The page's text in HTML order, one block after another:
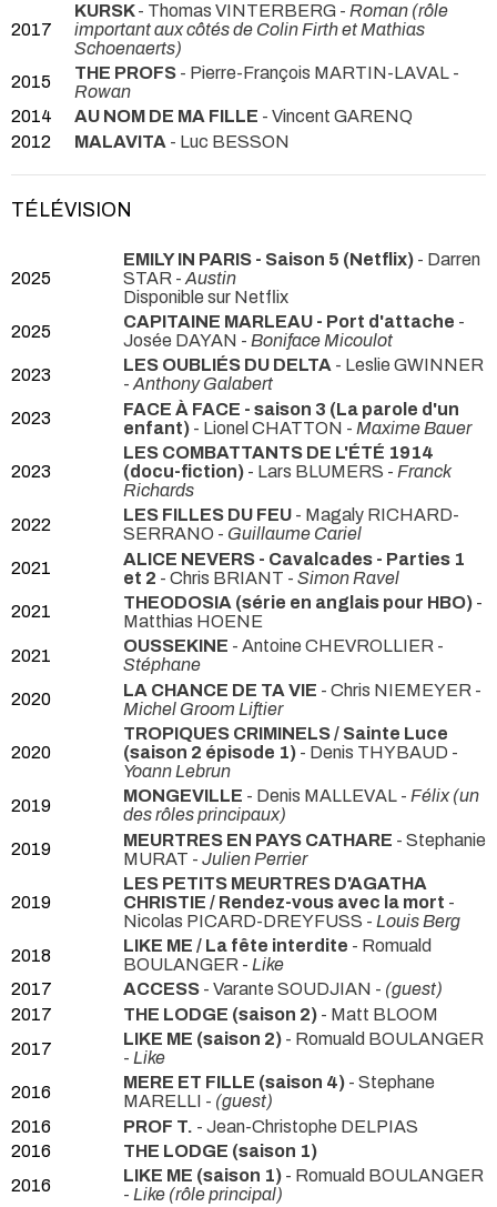
2017
KURSK- Thomas VINTERBERG - Roman (rôle
important aux côtés de Colin Firth et Mathias
Schoenaerts)
2015
THE PROFS - Pierre-François MARTIN-LAVAL -
Rowan
2014
AU NOM DE MA FILLE - Vincent GARENQ
2012
MALAVITA - Luc BESSON
TÉLÉVISION
2025
EMILY IN PARIS - Saison 5 (Netflix) - Darren
STAR - Austin
Disponible sur Netflix
2025
CAPITAINE MARLEAU - Port d'attache -
Josée DAYAN - Boniface Micoulot
2023
LES OUBLIÉS DU DELTA - Leslie GWINNER
- Anthony Galabert
2023
FACE À FACE - saison 3 (La parole d'un
enfant) - Lionel CHATTON - Maxime Bauer
2023
LES COMBATTANTS DE L'ÉTÉ 1914
(docu-fiction) - Lars BLUMERS - Franck
Richards
2022
LES FILLES DU FEU - Magaly RICHARD-
SERRANO - Guillaume Cariel
2021
ALICE NEVERS - Cavalcades - Parties 1
et 2 - Chris BRIANT - Simon Ravel
2021
THEODOSIA (série en anglais pour HBO) -
Matthias HOENE
2021
OUSSEKINE - Antoine CHEVROLLIER -
Stéphane
2020
LA CHANCE DE TA VIE - Chris NIEMEYER -
Michel Groom Liftier
2020
TROPIQUES CRIMINELS / Sainte Luce
(saison 2 épisode 1) - Denis THYBAUD -
Yoann Lebrun
2019
MONGEVILLE - Denis MALLEVAL - Félix (un
des rôles principaux)
2019
MEURTRES EN PAYS CATHARE - Stephanie
MURAT - Julien Perrier
2019
LES PETITS MEURTRES D'AGATHA
CHRISTIE / Rendez-vous avec la mort -
Nicolas PICARD-DREYFUSS - Louis Berg
2018
LIKE ME / La fête interdite - Romuald
BOULANGER - Like
2017
ACCESS - Varante SOUDJIAN - (guest)
2017
THE LODGE (saison 2) - Matt BLOOM
2017
LIKE ME (saison 2) - Romuald BOULANGER
- Like
2016
MERE ET FILLE (saison 4) - Stephane
MARELLI - (guest)
2016
PROF T. - Jean-Christophe DELPIAS
2016
THE LODGE (saison 1)
2016
LIKE ME (saison 1) - Romuald BOULANGER
- Like (rôle principal)